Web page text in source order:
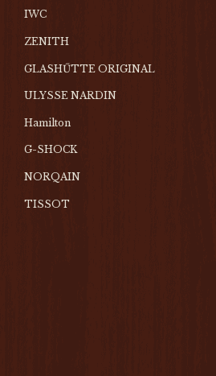
IWC
ZENITH
GLASHŰTTE ORIGINAL
ULYSSE NARDIN
Hamilton
G-SHOCK
NORQAIN
TISSOT